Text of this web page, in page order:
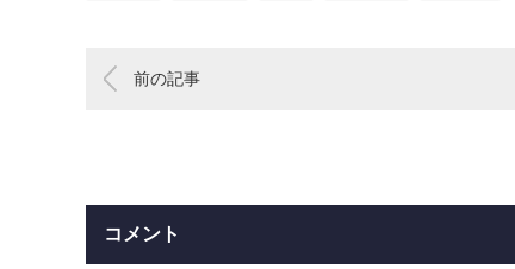
前の記事
コメント